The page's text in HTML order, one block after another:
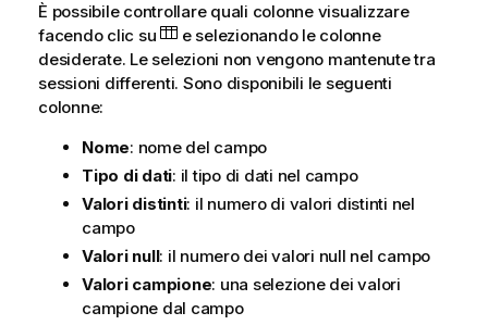
È possibile controllare quali colonne visualizzare
facendo clic su
e selezionando le colonne
desiderate. Le selezioni non vengono mantenute tra
sessioni differenti. Sono disponibili le seguenti
colonne:
Nome: nome del campo
Tipo di dati: il tipo di dati nel campo
Valori distinti: il numero di valori distinti nel
campo
Valori null: il numero dei valori null nel campo
Valori campione: una selezione dei valori
campione dal campo